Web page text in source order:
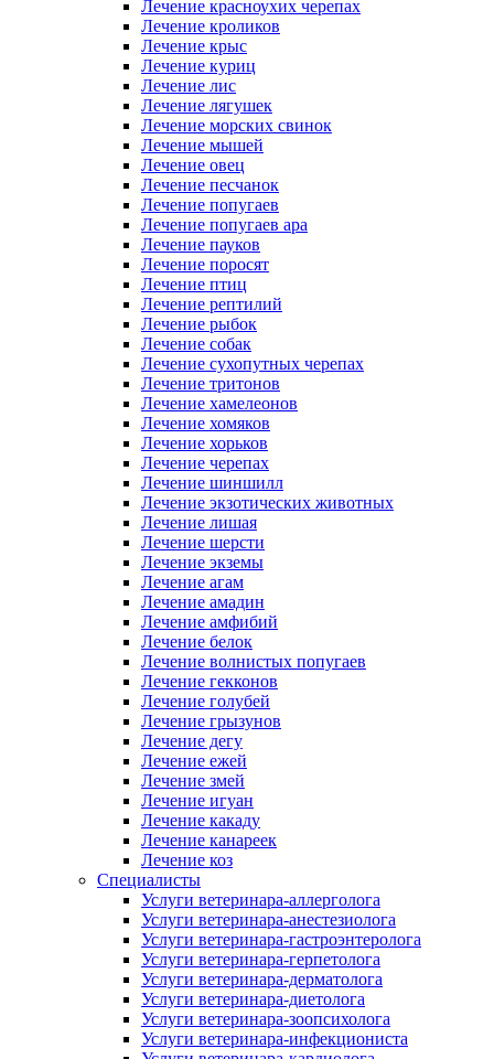
Лечение красноухих черепах
Лечение кроликов
Лечение крыс
Лечение куриц
Лечение лис
Лечение лягушек
Лечение морских свинок
Лечение мышей
Лечение овец
Лечение песчанок
Лечение попугаев
Лечение попугаев ара
Лечение пауков
Лечение поросят
Лечение птиц
Лечение рептилий
Лечение рыбок
Лечение собак
Лечение сухопутных черепах
Лечение тритонов
Лечение хамелеонов
Лечение хомяков
Лечение хорьков
Лечение черепах
Лечение шиншилл
Лечение экзотических животных
Лечение лишая
Лечение шерсти
Лечение экземы
Лечение агам
Лечение амадин
Лечение амфибий
Лечение белок
Лечение волнистых попугаев
Лечение гекконов
Лечение голубей
Лечение грызунов
Лечение дегу
Лечение ежей
Лечение змей
Лечение игуан
Лечение какаду
Лечение канареек
Лечение коз
Специалисты
Услуги ветеринара-аллерголога
Услуги ветеринара-анестезиолога
Услуги ветеринара-гастроэнтеролога
Услуги ветеринара-герпетолога
Услуги ветеринара-дерматолога
Услуги ветеринара-диетолога
Услуги ветеринара-зоопсихолога
Услуги ветеринара-инфекциониста